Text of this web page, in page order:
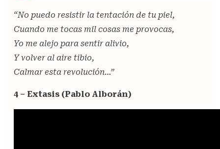
“No puedo resistir la tentación de tu piel,
Cuando me tocas mil cosas me provocas,
Yo me alejo para sentir alivio,
Y volver al aire tibio,
Calmar esta revolución…”
4 – Extasis (Pablo Alborán)